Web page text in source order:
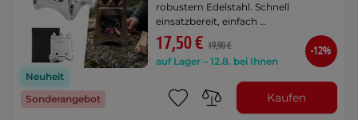
Neuheit
Sonderangebot
robustem Edelstahl. Schnell
einsatzbereit, einfach …
17,50 € 19,90 €
auf Lager – 12.8. bei Ihnen
-12%
Kaufen